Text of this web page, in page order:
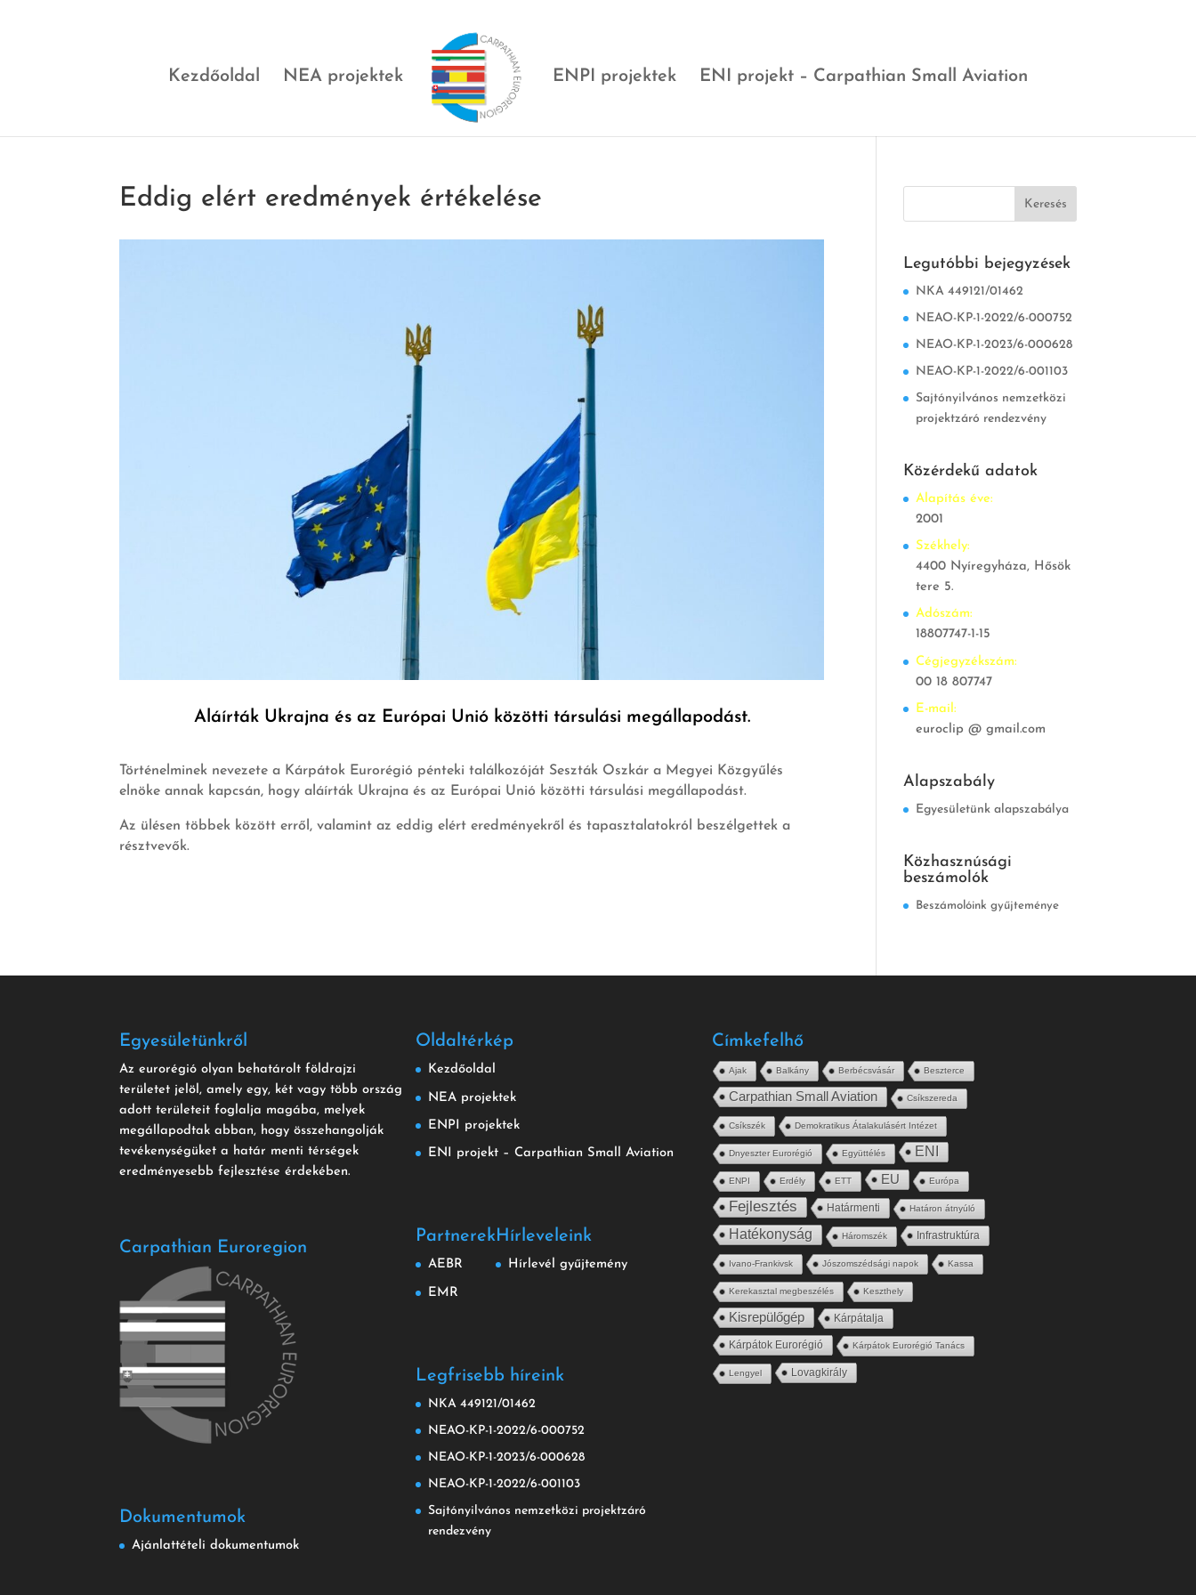
Kezdőoldal NEA projektek ENPI projektek ENI projekt – Carpathian Small Aviation
Eddig elért eredmények értékelése
Aláírták Ukrajna és az Európai Unió közötti társulási megállapodást.
Történelminek nevezete a Kárpátok Eurorégió pénteki találkozóját Seszták Oszkár a Megyei Közgyűlés
elnöke annak kapcsán, hogy aláírták Ukrajna és az Európai Unió közötti társulási megállapodást.
Az ülésen többek között erről, valamint az eddig elért eredményekről és tapasztalatokról beszélgettek a
résztvevők.
Legutóbbi bejegyzések
NKA 449121/01462
NEAO-KP-1-2022/6-000752
NEAO-KP-1-2023/6-000628
NEAO-KP-1-2022/6-001103
Sajtónyilvános nemzetközi
projektzáró rendezvény
Közérdekű adatok
Alapítás éve:
2001
Székhely:
4400 Nyíregyháza, Hősök
tere 5.
Adószám:
18807747-1-15
Cégjegyzékszám:
00 18 807747
E-mail:
euroclip @ gmail.com
Alapszabály
Egyesületünk alapszabálya
Közhasznúsági
beszámolók
Beszámolóink gyűjteménye
Egyesületünkről
Az eurorégió olyan behatárolt földrajzi
területet jelöl, amely egy, két vagy több ország
adott területeit foglalja magába, melyek
megállapodtak abban, hogy összehangolják
tevékenységüket a határ menti térségek
eredményesebb fejlesztése érdekében.
Carpathian Euroregion
Dokumentumok
Ajánlattételi dokumentumok
Oldaltérkép
Kezdőoldal
NEA projektek
ENPI projektek
ENI projekt – Carpathian Small Aviation
Partnerek
AEBR
EMR
Hírleveleink
Hírlevél gyűjtemény
Legfrisebb híreink
NKA 449121/01462
NEAO-KP-1-2022/6-000752
NEAO-KP-1-2023/6-000628
NEAO-KP-1-2022/6-001103
Sajtónyilvános nemzetközi projektzáró
rendezvény
Címkefelhő
Ajak Balkány Berbécsvásár Beszterce
Carpathian Small Aviation Csíkszereda
Csíkszék Demokratikus Átalakulásért Intézet
Dnyeszter Eurorégió Együttélés ENI
ENPI Erdély ETT EU Európa
Fejlesztés Határmenti Határon átnyúló
Hatékonyság Háromszék Infrastruktúra
Ivano-Frankivsk Jószomszédsági napok Kassa
Kerekasztal megbeszélés Keszthely
Kisrepülőgép Kárpátalja
Kárpátok Eurorégió Kárpátok Eurorégió Tanács
Lengyel Lovagkirály